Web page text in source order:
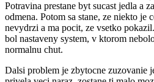
Potravina prestane byt sucast jedla a
odmena. Potom sa stane, ze niekto je
nevydrzi a ma pocit, ze vsetko
bol nastaveny system, v ktorom
normalnu chut.
Dalsi problem je zbytocne zuzovanie